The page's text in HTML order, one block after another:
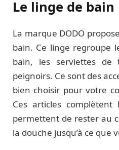
Le linge de bain
La marque DODO
bain. Ce linge regroupe
bain, les serviettes de
peignoirs. Ce sont des
bien choisir pour votre
Ces articles
permettent de rester au
la douche jusqu’à ce que